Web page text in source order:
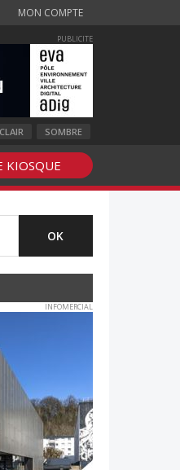
MON COMPTE
PUBLICITE
CLAIR SOMBRE
KIOSQUE
INFOMERCIAL